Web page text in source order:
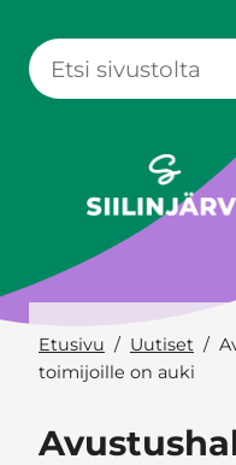
sisältöön
Etusivu Uutiset
toimijoille on auki